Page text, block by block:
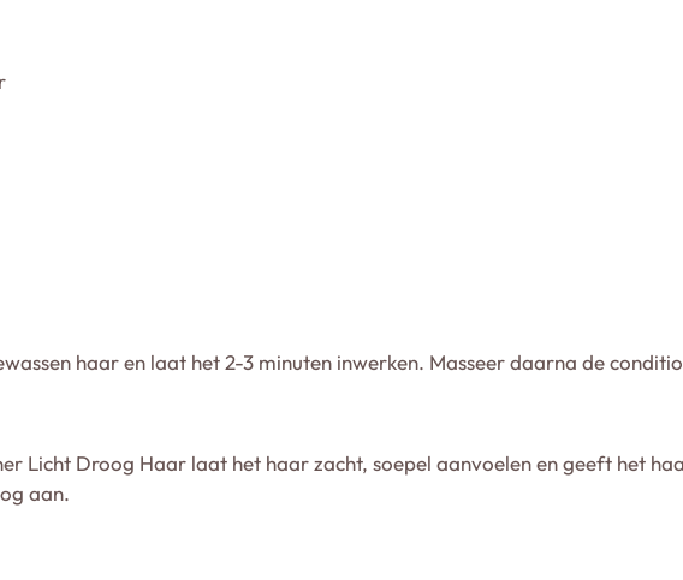
haar en laat het 2-3 minuten inwerken. Masseer daarna de
Licht Droog Haar laat het haar zacht, soepel aanvoelen en geeft het
aan.